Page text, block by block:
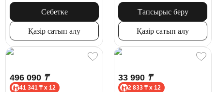
хром
Себетке
Қазір сатып алу
ақ жылтыр
Тапсырыс беру
Қазір сатып алу
496 090 ₸
41 341 ₸ x 12
33 990 ₸
2 833 ₸ x 12